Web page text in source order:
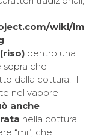
dentro una
sopra che
dalla cottura. Il
nel vapore
anche
nella cottura
“mi”, che